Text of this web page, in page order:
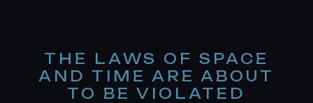
THE LAWS OF SPACE
AND TIME ARE ABOUT
TO BE VIOLATED